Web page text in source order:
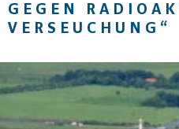
GEGEN
VERSEUCHUNG“